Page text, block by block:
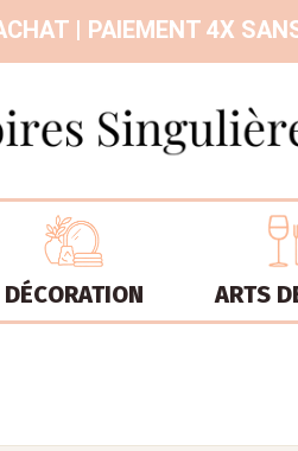
| PAIEMENT 4X
DÉCORATION ARTS